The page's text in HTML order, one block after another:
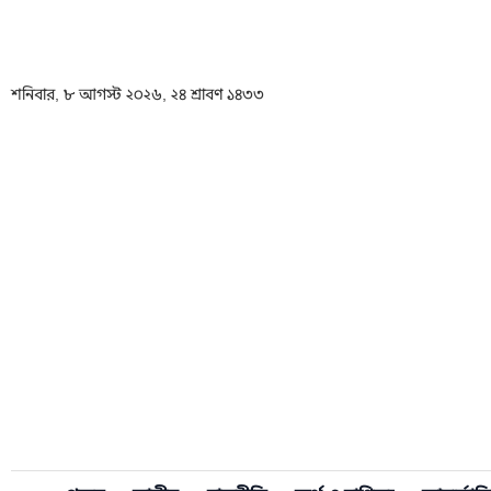
শনিবার, ৮ আগস্ট ২০২৬, ২৪ শ্রাবণ ১৪৩৩